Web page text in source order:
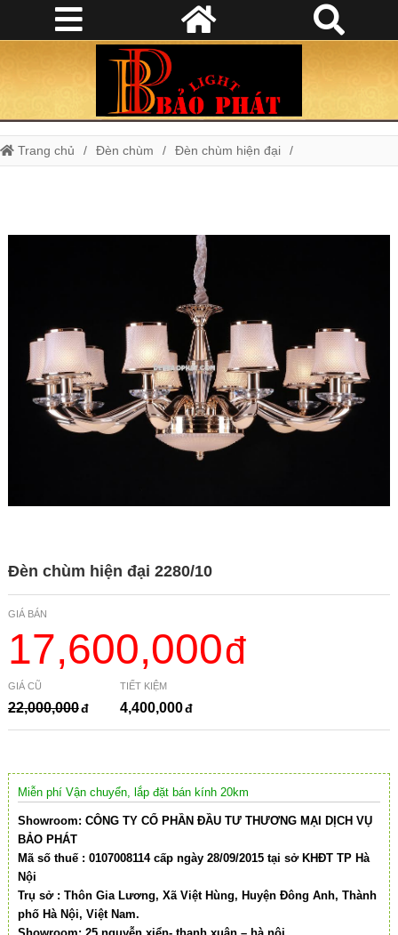
Trang chủ Đèn chùm Đèn chùm hiện đại
Đèn chùm hiện đại 2280/10
GIÁ BÁN
17,600,000
GIÁ CŨ
22,000,000
TIẾT KIỆM
4,400,000
Miễn phí Vận chuyển, lắp đặt bán kính 20km
Showroom: CÔNG TY CỔ PHẦN ĐẦU TƯ THƯƠNG MẠI DỊCH VỤ
BẢO PHÁT
Mã số thuế : 0107008114 cấp ngày 28/09/2015 tại sở KHĐT TP Hà
Nội
Trụ sở : Thôn Gia Lương, Xã Việt Hùng, Huyện Đông Anh, Thành
phố Hà Nội, Việt Nam.